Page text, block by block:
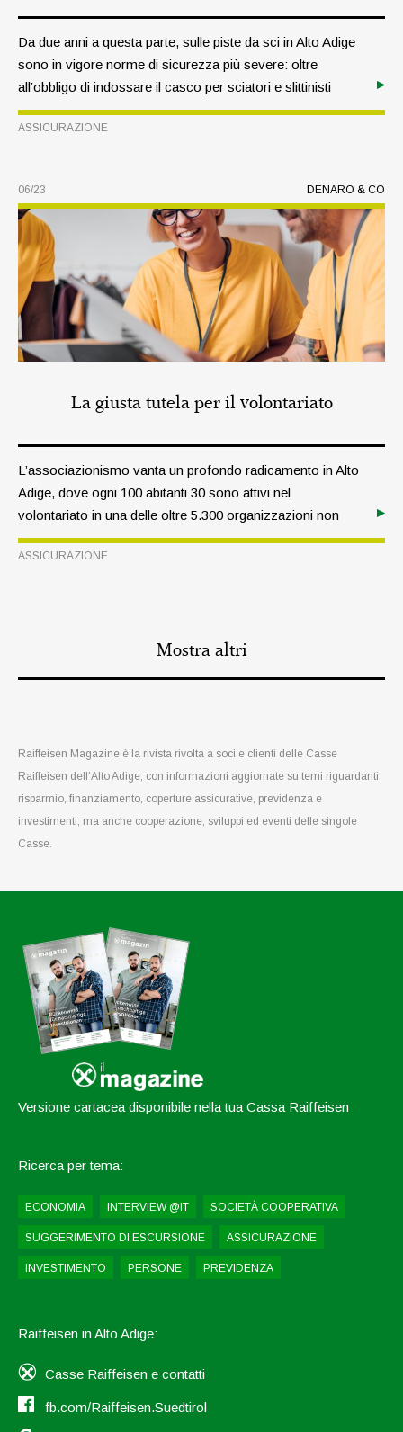
Da due anni a questa parte, sulle piste da sci in Alto Adige
sono in vigore norme di sicurezza più severe: oltre
all’obbligo di indossare il casco per sciatori e slittinisti
minorenni, il decreto legislativo n. 40 del 28 febbraio 2021
prevede anche la copertura assicurativa per la
ASSICURAZIONE
DENARO & CO
TEMA
06/23
La giusta tutela per il volontariato
L’associazionismo vanta un profondo radicamento in Alto
Adige, dove ogni 100 abitanti 30 sono attivi nel
volontariato in una delle oltre 5.300 organizzazioni non
profit locali, assicurando alla nostra provincia la palma
d’oro a livello nazionale. Per tutte queste realtà e i loro
ASSICURAZIONE
Mostra altri
Raiffeisen Magazine è la rivista rivolta a soci e clienti delle Casse
Raiffeisen dell’Alto Adige, con informazioni aggiornate su temi riguardanti
risparmio, finanziamento, coperture assicurative, previdenza e
investimenti, ma anche cooperazione, sviluppi ed eventi delle singole
Casse.
Versione cartacea disponibile nella tua Cassa Raiffeisen
Ricerca per tema:
ECONOMIA INTERVIEW @IT SOCIETÀ COOPERATIVA
SUGGERIMENTO DI ESCURSIONE ASSICURAZIONE
INVESTIMENTO PERSONE PREVIDENZA
Raiffeisen in Alto Adige:
Casse Raiffeisen e contatti
fb.com/Raiffeisen.Suedtirol